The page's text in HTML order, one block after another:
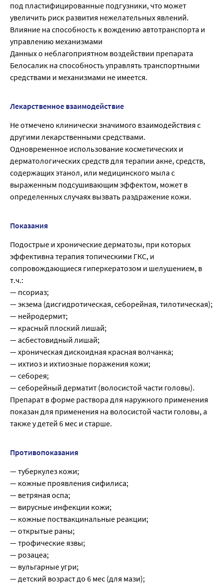
под пластифицированные подгузники, что может
увеличить риск развития нежелательных явлений.
Влияние на способность к вождению автотранспорта и
управлению механизмами
Данных о неблагоприятном воздействии препарата
Белосалик на способность управлять транспортными
средствами и механизмами не имеется.
Лекарственное взаимодействие
Не отмечено клинически значимого взаимодействия с
другими лекарственными средствами.
Одновременное использование косметических и
дерматологических средств для терапии акне, средств,
содержащих этанол, или медицинского мыла с
выраженным подсушивающим эффектом, может в
определенных случаях вызвать раздражение кожи.
Показания
Подострые и хронические дерматозы, при которых
эффективна терапия топическими ГКС, и
сопровождающиеся гиперкератозом и шелушением, в
т.ч.:
— псориаз;
— экзема (дисгидротическая, себорейная, тилотическая);
— нейродермит;
— красный плоский лишай;
— асбестовидный лишай;
— хроническая дискоидная красная волчанка;
— ихтиоз и ихтиозные поражения кожи;
— себорея;
— себорейный дерматит (волосистой части головы).
Препарат в форме раствора для наружного применения
показан для применения на волосистой части головы, а
также у детей 6 мес и старше.
Противопоказания
— туберкулез кожи;
— кожные проявления сифилиса;
— ветряная оспа;
— вирусные инфекции кожи;
— кожные поствакцинальные реакции;
— открытые раны;
— трофические язвы;
— розацеа;
— вульгарные угри;
— детский возраст до 6 мес (для мази);